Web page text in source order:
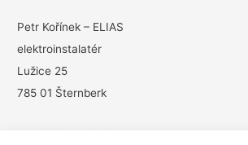
Petr Kořínek – ELIAS
elektroinstalatér
Lužice 25
785 01 Šternberk